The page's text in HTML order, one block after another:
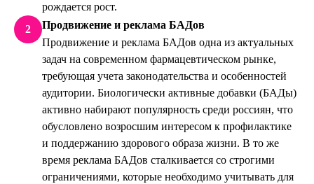
рождается рост.
2
Продвижение и реклама БАДов
Продвижение и реклама БАДов одна из актуальных
задач на современном фармацевтическом рынке,
требующая учета законодательства и особенностей
аудитории. Биологически активные добавки (БАДы)
активно набирают популярность среди россиян, что
обусловлено возросшим интересом к профилактике
и поддержанию здорового образа жизни. В то же
время реклама БАДов сталкивается со строгими
ограничениями, которые необходимо учитывать для